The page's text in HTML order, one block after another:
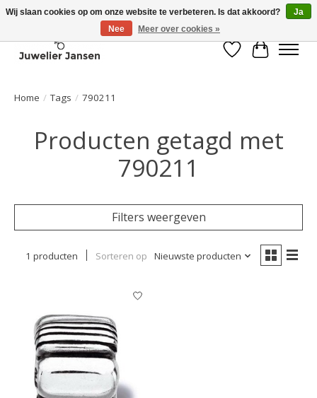
Verlanglijst
Home / Tags / 790211
Producten getagd met
790211
Filters weergeven
1 producten Sorteren op Nieuwste producten
Wij slaan cookies op om onze website te verbeteren. Is dat akkoord?
Ja
Nee
Meer over cookies »